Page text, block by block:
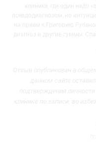
клинике, где один недо
псевдодиагнозом, но
на прием к Григорию
диагноз и другие суммы.
Отзыв опубликован в
данном сайте
подтверждения
клинике
по записи, во